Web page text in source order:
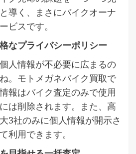
導く、まさにバイクオーナ
ビスです。
なプライバシーポリシー
人情報が不必要に広まるの
。モトメガネバイク買取で
報はバイク査定のみで使用
は削除されます。また、高
3社のみに個人情報が開示さ
利用できます。